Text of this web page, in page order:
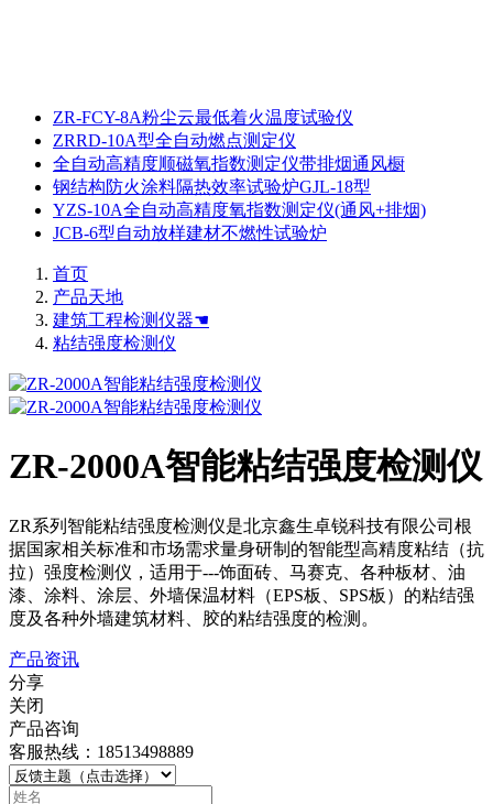
ZR-FCY-8A粉尘云最低着火温度试验仪
ZRRD-10A型全自动燃点测定仪
全自动高精度顺磁氧指数测定仪带排烟通风橱
钢结构防火涂料隔热效率试验炉GJL-18型
YZS-10A全自动高精度氧指数测定仪(通风+排烟)
JCB-6型自动放样建材不燃性试验炉
首页
产品天地
建筑工程检测仪器☚
粘结强度检测仪
ZR-2000A智能粘结强度检测仪
ZR系列智能粘结强度检测仪是北京鑫生卓锐科技有限公司根
据国家相关标准和市场需求量身研制的智能型高精度粘结（抗
拉）强度检测仪，适用于---饰面砖、马赛克、各种板材、油
漆、涂料、涂层、外墙保温材料（EPS板、SPS板）的粘结强
度及各种外墙建筑材料、胶的粘结强度的检测。
产品资讯
分享
关闭
产品咨询
客服热线：18513498889